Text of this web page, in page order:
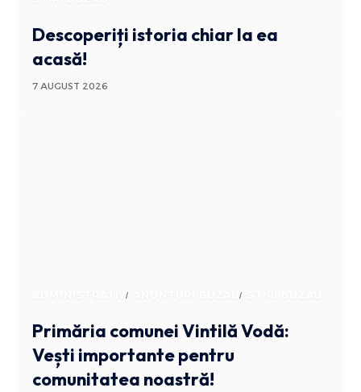
Descoperiți istoria chiar la ea
acasă!
7 AUGUST 2026
ADMINISTRATIV ANUNTURI BUZAU
Primăria comunei Vintilă Vodă:
Vești importante pentru
comunitatea noastră!